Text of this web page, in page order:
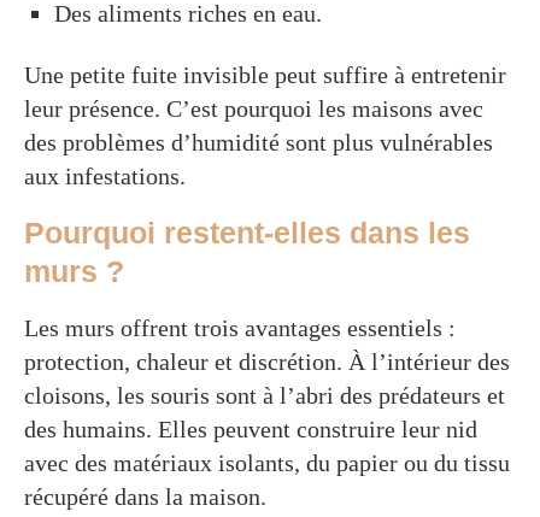
Des aliments riches en eau.
Une petite fuite invisible peut suffire à entretenir
leur présence. C’est pourquoi les maisons avec
des problèmes d’humidité sont plus vulnérables
aux infestations.
Pourquoi restent-elles dans les
murs ?
Les murs offrent trois avantages essentiels :
protection, chaleur et discrétion. À l’intérieur des
cloisons, les souris sont à l’abri des prédateurs et
des humains. Elles peuvent construire leur nid
avec des matériaux isolants, du papier ou du tissu
récupéré dans la maison.